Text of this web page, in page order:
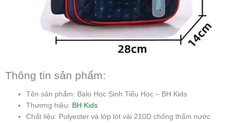
Thông tin sản phẩm:
Tên sản phẩm: Balo Học Sinh Tiểu Học – BH Kids
Thương hiệu: BH Kids
Chất liệu: Polyester và lớp lót vải 210D chống thấm nước